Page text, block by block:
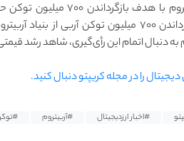
دنبال اتمام این رأی‌گیری، شاهد رشد
را در مجله کریپتو دنبال کنید.
#اخبار ارزدیجیتال #آربیتروم